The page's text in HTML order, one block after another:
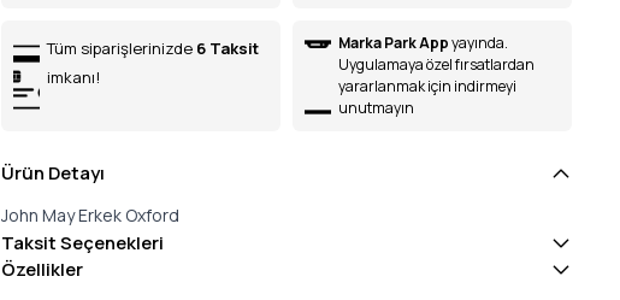
Tüm siparişlerinizde 6 Taksit
imkanı!
Marka Park Appyayında.
Uygulamaya özel fırsatlardan
yararlanmak için indirmeyi
unutmayın
Ürün Detayı
John May Erkek Oxford
Taksit Seçenekleri
Özellikler